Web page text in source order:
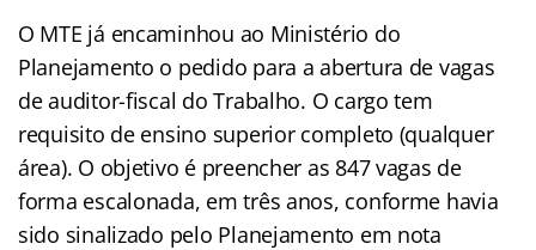
O MTE já encaminhou ao Ministério do
Planejamento o pedido para a abertura de vagas
de auditor-fiscal do Trabalho. O cargo tem
requisito de ensino superior completo (qualquer
área). O objetivo é preencher as 847 vagas de
forma escalonada, em três anos, conforme havia
sido sinalizado pelo Planejamento em nota